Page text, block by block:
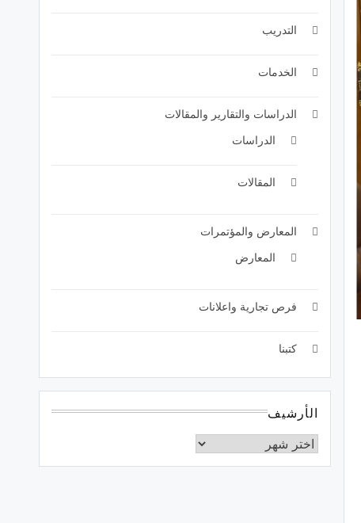
التدريب
الخدمات
الدراسات والتقارير والمقالات
الدراسات
المقالات
المعارض والمؤتمرات
المعارض
فرص تجارية واعلانات
كتبنا
الأرشيف